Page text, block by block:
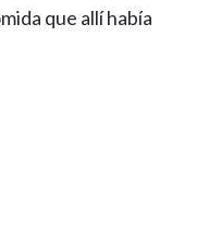
que allí había